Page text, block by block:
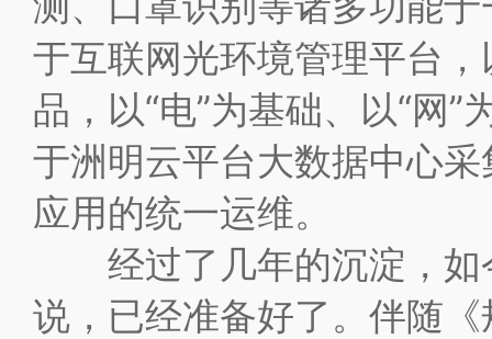
于互联网光环境管理平台
品，以“电”为基础、以“网
于洲明云平台大数据中心
应用的统一运维。
经过了几年的沉淀，如
说，已经准备好了。伴随